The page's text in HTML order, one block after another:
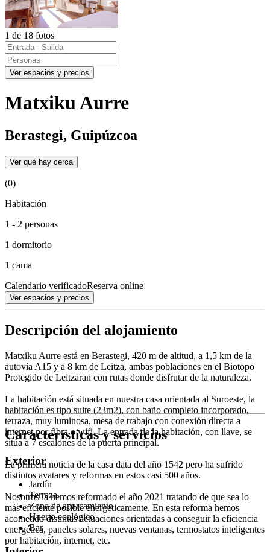
1 de 18 fotos
Ver espacios y precios
Matxiku Aurre
Berastegi, Guipúzcoa
Ver qué hay cerca
(0)
Habitación
1 - 2 personas
1 dormitorio
1 cama
Calendario verificadoReserva online
Ver espacios y precios
Descripción del alojamiento
Matxiku Aurre está en Berastegi, 420 m de altitud, a 1,5 km de la
autovía A15 y a 8 km de Leitza, ambas poblaciones en el Biotopo
Protegido de Leitzaran con rutas donde disfrutar de la naturaleza.
La habitación está situada en nuestra casa orientada al Suroeste, la
habitación es tipo suite (23m2), con baño completo incorporado,
terraza, muy luminosa, mesa de trabajo con conexión directa a
internet por fibra o wifi. La entrada de la habitación, con llave, se
sitúa a 7 escalones de la puerta principal.
La primera noticia de la casa data del año 1542 pero ha sufrido
distintos avatares y reformas en estos casi 500 años.
Nosotros la hemos reformado el año 2021 tratando de que sea lo
más eficiente posible energéticamente. En esta reforma hemos
acometido distintas actuaciones orientadas a conseguir la eficiencia
energética, paneles solares, nuevas ventanas, termostatos inteligentes
por habitación, internet, etc.
Características y servicios
Exterior
Jardín
Terraza
Zona de aparcamiento
Huerto ecológico
Bar